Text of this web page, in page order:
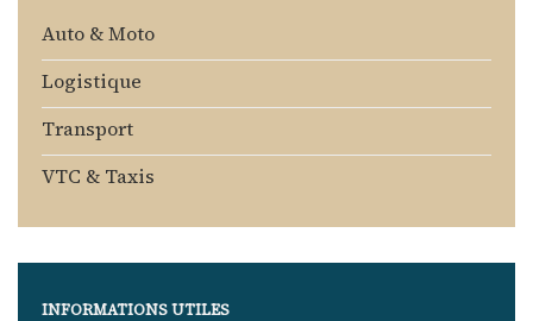
Auto & Moto
Logistique
Transport
VTC & Taxis
INFORMATIONS UTILES